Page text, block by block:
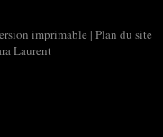
imprimable | Plan du site
Laurent